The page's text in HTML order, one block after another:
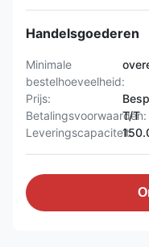
Handelsgoederen
Minimale
bestelhoeveelheid:
Prijs:
Betalingsvoorwaarden:
T/T
Leveringscapaciteit: